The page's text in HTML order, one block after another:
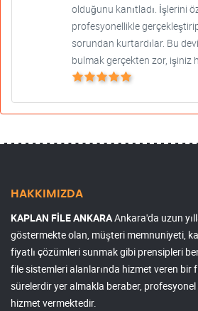
olduğunu kanıtladı. İşlerini
profesyonellikle
sorundan kurtardılar. Bu
bulmak gerçekten zor, işiniz
HAKKIMIZDA
KAPLAN FİLE ANKARAAnkara'da uzun
göstermekte olan, müşteri memnuniyeti,
fiyatlı çözümleri sunmak gibi prensipleri
file sistemleri alanlarında hizmet veren bir
sürelerdir yer almakla beraber,
hizmet vermektedir.